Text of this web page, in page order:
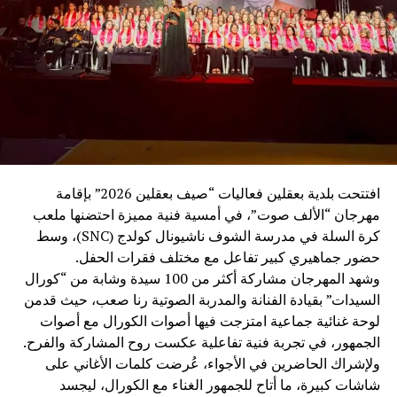
والفكر”، لما يجسده من حكمة ورقي في العمل الدبلوماسي،
مؤكدًا أن عكار كانت وستبقى أرضًا للكرامة والوطنية والانتماء
العربي، وحاضنةً للقاءات التي تعزز أواصر الأخوة والتلاقي بين
أبناء الوطن والأشقاء العرب.
وعقب الغداء، قام الوفد بجولة في بركة ومحمية بينو الطبيعية،
حيث كان في استقبالهم رئيس اتحاد بلديات الجومة ورئيس بلدية
رحبة الأستاذ عدنان ملحم، ورئيسة بلدية بينو الدكتورة كارول
فارس، اللذان قدّما شرحًا عن المحمية، وأهميتها البيئية، وتاريخ
بلدة بينو العريق وإرثها الثقافي.
بعدها، توجّه الوفد إلى منطقة القموعة – غابة العذر، حيث كان
في استقبالهم رئيس اللجنة السياحية ورئيس بلدية فنيدق
السابق الحاج أحمد عبدو البعريني، واطّلعوا على ما تتميز به
المنطقة من طبيعة خلابة، وغاباتها الوارفة وأشجارها المعمّرة
التي تُعدّ من أبرز المعالم البيئية والسياحية في عكار. وقد أبدى
افتتحت بلدية بعقلين فعاليات “صيف بعقلين 2026” بإقامة
مهرجان “الألف صوت”، في أمسية فنية مميزة احتضنها ملعب
كرة السلة في مدرسة الشوف ناشيونال كولدج (SNC)، وسط
حضور جماهيري كبير تفاعل مع مختلف فقرات الحفل.
وشهد المهرجان مشاركة أكثر من 100 سيدة وشابة من “كورال
السيدات” بقيادة الفنانة والمدربة الصوتية رنا صعب، حيث قدمن
لوحة غنائية جماعية امتزجت فيها أصوات الكورال مع أصوات
الجمهور، في تجربة فنية تفاعلية عكست روح المشاركة والفرح.
ولإشراك الحاضرين في الأجواء، عُرضت كلمات الأغاني على
شاشات كبيرة، ما أتاح للجمهور الغناء مع الكورال، ليجسد